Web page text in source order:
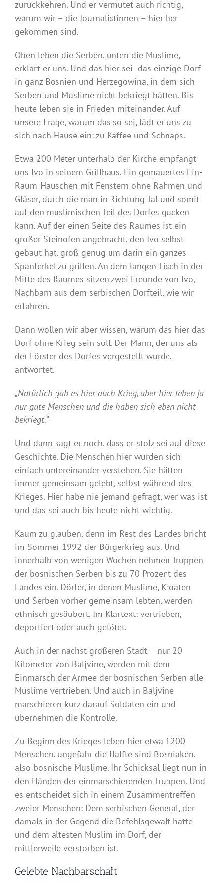
zurückkehren. Und er vermutet auch richtig,
warum wir – die Journalistinnen – hier her
gekommen sind.
Oben leben die Serben, unten die Muslime,
erklärt er uns. Und das hier sei das einzige Dorf
in ganz Bosnien und Herzegowina, in dem sich
Serben und Muslime nicht bekriegt hätten. Bis
heute leben sie in Frieden miteinander. Auf
unsere Frage, warum das so sei, lädt er uns zu
sich nach Hause ein: zu Kaffee und Schnaps.
Etwa 200 Meter unterhalb der Kirche empfängt
uns Ivo in seinem Grillhaus. Ein gemauertes Ein-
Raum-Häuschen mit Fenstern ohne Rahmen und
Gläser, durch die man in Richtung Tal und somit
auf den muslimischen Teil des Dorfes gucken
kann. Auf der einen Seite des Raumes ist ein
großer Steinofen angebracht, den Ivo selbst
gebaut hat, groß genug um darin ein ganzes
Spanferkel zu grillen. An dem langen Tisch in der
Mitte des Raumes sitzen zwei Freunde von Ivo,
Nachbarn aus dem serbischen Dorfteil, wie wir
erfahren.
Dann wollen wir aber wissen, warum das hier das
Dorf ohne Krieg sein soll. Der Mann, der uns als
der Förster des Dorfes vorgestellt wurde,
antwortet.
„Natürlich gab es hier auch Krieg, aber hier leben ja
nur gute Menschen und die haben sich eben nicht
bekriegt.“
Und dann sagt er noch, dass er stolz sei auf diese
Geschichte. Die Menschen hier würden sich
einfach untereinander verstehen. Sie hätten
immer gemeinsam gelebt, selbst während des
Krieges. Hier habe nie jemand gefragt, wer was ist
und das sei auch bis heute nicht wichtig.
Kaum zu glauben, denn im Rest des Landes bricht
im Sommer 1992 der Bürgerkrieg aus. Und
innerhalb von wenigen Wochen nehmen Truppen
der bosnischen Serben bis zu 70 Prozent des
Landes ein. Dörfer, in denen Muslime, Kroaten
und Serben vorher gemeinsam lebten, werden
ethnisch gesäubert. Im Klartext: vertrieben,
deportiert oder auch getötet.
Auch in der nächst größeren Stadt – nur 20
Kilometer von Baljvine, werden mit dem
Einmarsch der Armee der bosnischen Serben alle
Muslime vertrieben. Und auch in Baljvine
marschieren kurz darauf Soldaten ein und
übernehmen die Kontrolle.
Zu Beginn des Krieges leben hier etwa 1200
Menschen, ungefähr die Hälfte sind Bosniaken,
also bosnische Muslime. Ihr Schicksal liegt nun in
den Händen der einmarschierenden Truppen. Und
es entscheidet sich in einem Zusammentreffen
zweier Menschen: Dem serbischen General, der
damals in der Gegend die Befehlsgewalt hatte
und dem ältesten Muslim im Dorf, der
mittlerweile verstorben ist.
Gelebte Nachbarschaft